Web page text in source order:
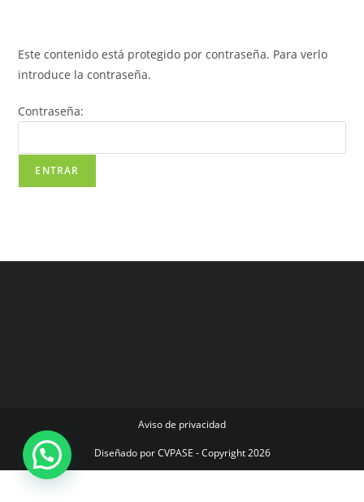
Este contenido está protegido por contraseña. Para verlo
introduce la contraseña.
Contraseña:
Aviso de privacidad
Diseñado porCVPASE - Copyright 2026